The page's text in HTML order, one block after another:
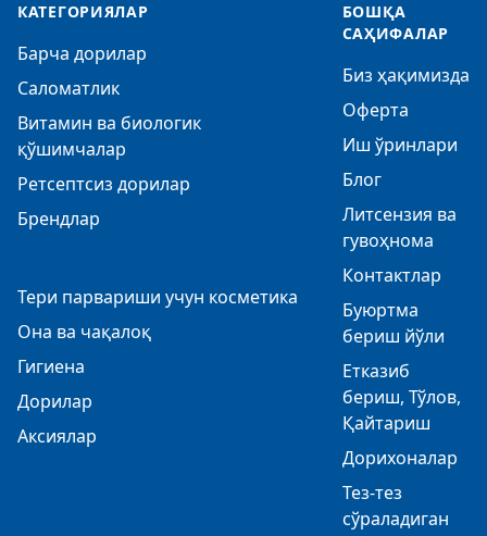
КАТЕГОРИЯЛАР
Барча дорилар
Саломатлик
Витамин ва биологик
қўшимчалар
Ретсептсиз дорилар
Брендлар
Тери парвариши учун косметика
Она ва чақалоқ
Гигиена
Дорилар
Аксиялар
БОШҚА
САҲИФАЛАР
Биз ҳақимизда
Оферта
Иш ўринлари
Блог
Литсензия ва
гувоҳнома
Контактлар
Буюртма
бериш йўли
Етказиб
бериш, Тўлов,
Қайтариш
Дорихоналар
Тез-тез
сўраладиган